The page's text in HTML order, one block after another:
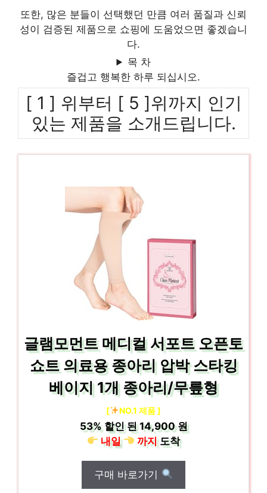
또한, 많은 분들이 선택했던 만큼 여러 품질과 신뢰
성이 검증된 제품으로 쇼핑에 도움었으면 좋겠습니
다.
목 차
즐겁고 행복한 하루 되십시오.
[ 1 ] 위부터 [ 5 ]위까지 인기
있는 제품을 소개드립니다.
글램모먼트 메디컬 서포트 오픈토
쇼트 의료용 종아리 압박 스타킹
베이지 1개 종아리/무릎형
[ NO.1 제품 ]
53%할인 된14,900 원
내일
까지도착
구매 바로가기